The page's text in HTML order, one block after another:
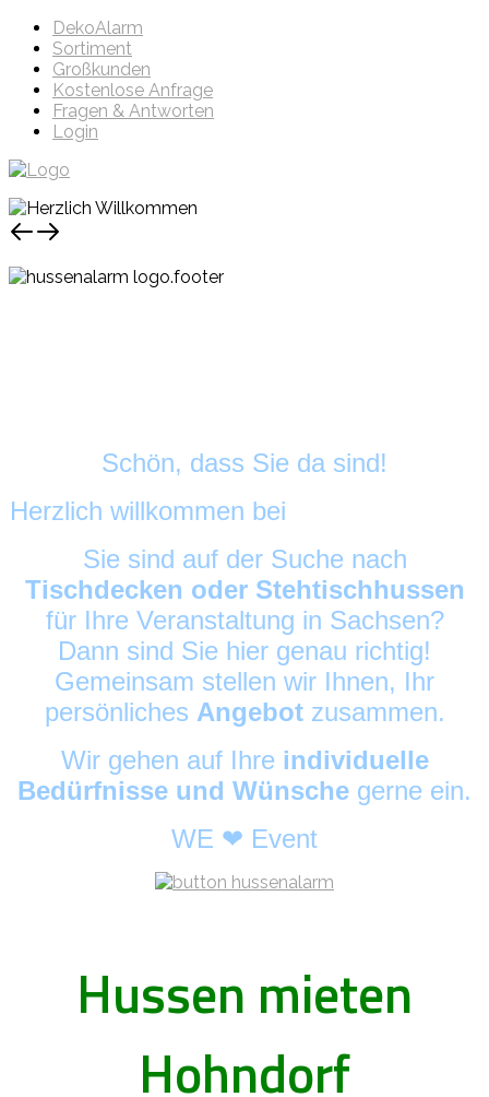
DekoAlarm
Sortiment
Großkunden
Kostenlose Anfrage
Fragen & Antworten
Login
Schön, dass Sie da sind!
Herzlich willkommen bei
Sie sind auf der Suche nach
Tischdecken oder Stehtischhussen
für Ihre Veranstaltung in Sachsen?
Dann sind Sie hier genau richtig!
Gemeinsam stellen wir Ihnen, Ihr
persönliches Angebot zusammen.
Wir gehen auf Ihre individuelle
Bedürfnisse und Wünsche gerne ein.
WE ❤ Event
Hussen mieten
Hohndorf